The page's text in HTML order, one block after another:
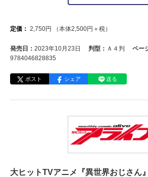
定価： 2,750円 （本体2,500円＋税）
発売日： 2023年10月23日 判型： Ａ４判 ペー
9784046828835
ポスト シェア 送る
大ヒットTVアニメ『異世界おじさん